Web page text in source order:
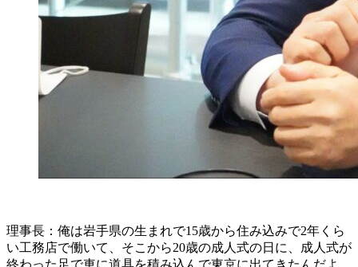
理事長：俺は岩手県の生まれで15歳から住み込みで2年くら
い工務店で働いて、そこから20歳の成人式の日に、成人式が
終わった足で車に道具を積み込んで東京に出てきたんだよ